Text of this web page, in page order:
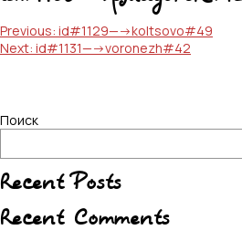
Навигация
по
Previous: id#1129—->koltsovo#49
Next: id#1131—->voronezh#42
Поиск
Recent Posts
Recent Comments